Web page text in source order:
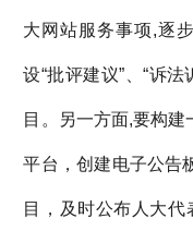
大网站服务事项,逐
设“批评建议”、“诉法
目。另一方面,要构
平台，创建电子公告
目，及时公布人大